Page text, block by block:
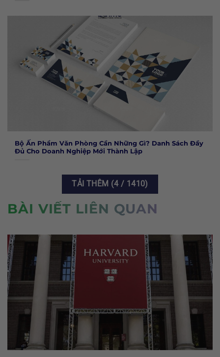
Bộ Ấn Phẩm Văn Phòng Cần Những Gì? Danh Sách Đầy
Đủ Cho Doanh Nghiệp Mới Thành Lập
TẢI THÊM (4/ 1410)
BÀI VIẾT LIÊN QUAN